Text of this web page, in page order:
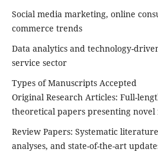
Social media marketing, online
commerce trends
Data analytics and technology-
service sector
Types of Manuscripts Accepted
Original Research Articles: Full-
theoretical papers presenting novel
Review Papers: Systematic
analyses, and state-of-the-art